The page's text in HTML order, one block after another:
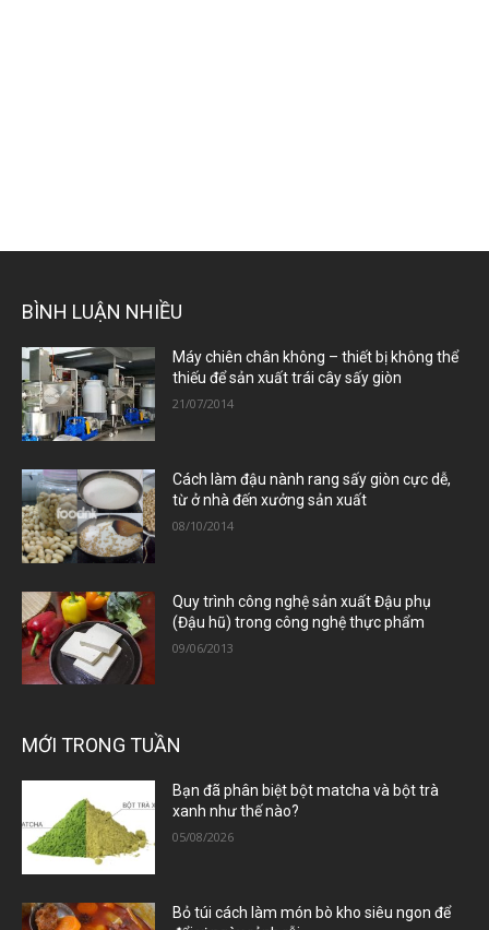
BÌNH LUẬN NHIỀU
Máy chiên chân không – thiết bị không thể
thiếu để sản xuất trái cây sấy giòn
21/07/2014
Cách làm đậu nành rang sấy giòn cực dễ,
từ ở nhà đến xưởng sản xuất
08/10/2014
Quy trình công nghệ sản xuất Đậu phụ
(Đậu hũ) trong công nghệ thực phẩm
09/06/2013
MỚI TRONG TUẦN
Bạn đã phân biệt bột matcha và bột trà
xanh như thế nào?
05/08/2026
Bỏ túi cách làm món bò kho siêu ngon để